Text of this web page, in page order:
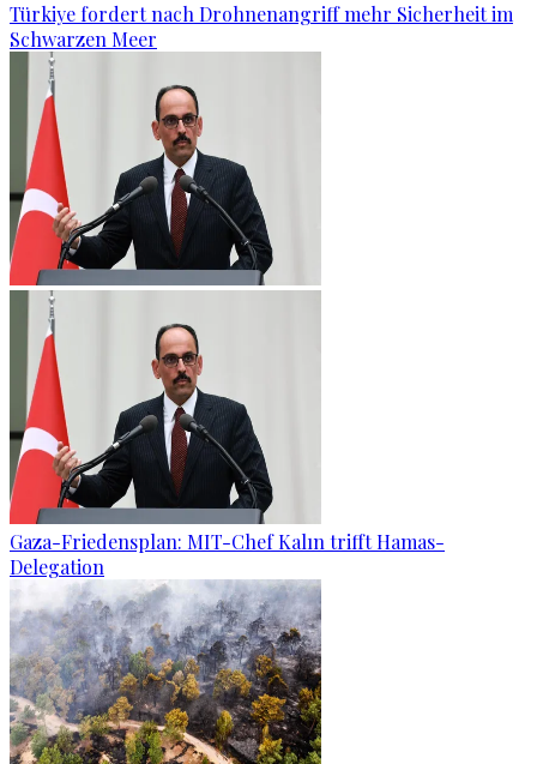
Türkiye fordert nach Drohnenangriff mehr Sicherheit im
Schwarzen Meer
Gaza-Friedensplan: MIT-Chef Kalın trifft Hamas-
Delegation